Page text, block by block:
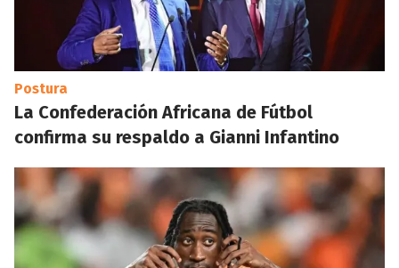
Postura
La Confederación Africana de Fútbol
confirma su respaldo a Gianni Infantino